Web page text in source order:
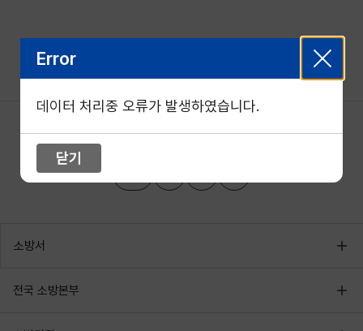
소방서
전국 소방본부
Error
데이터 처리중 오류가 발생하였습니다.
닫기